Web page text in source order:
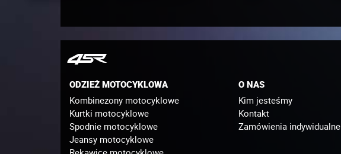
ODZIEŻ MOTOCYKLOWA
Kombinezony motocyklowe
Kurtki motocyklowe
Spodnie motocyklowe
Jeansy motocyklowe
O NAS
Kim jesteśmy
Kontakt
Zamówienia indywidualne